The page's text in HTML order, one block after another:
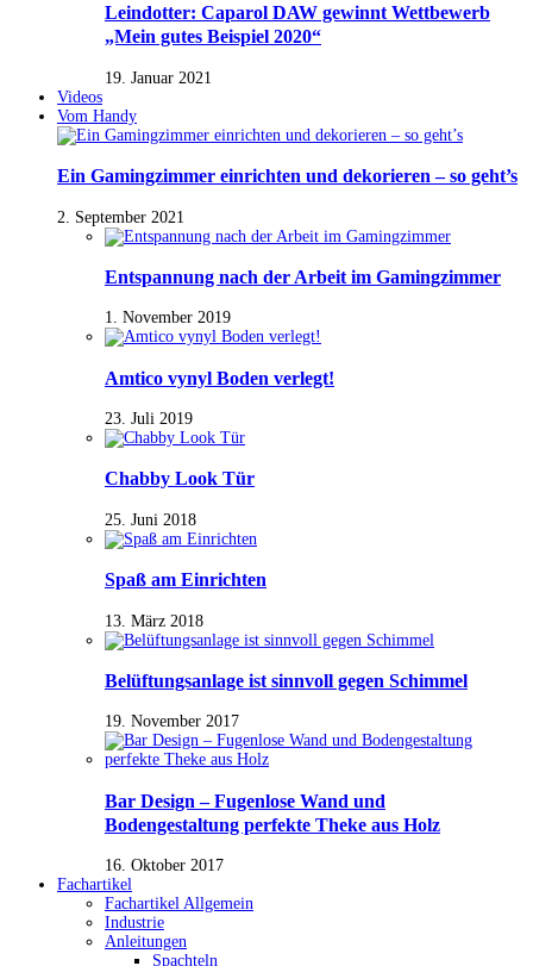
Leindotter: Caparol DAW gewinnt Wettbewerb
„Mein gutes Beispiel 2020“
19. Januar 2021
Videos
Vom Handy
Ein Gamingzimmer einrichten und dekorieren – so geht’s
2. September 2021
Entspannung nach der Arbeit im Gamingzimmer
1. November 2019
Amtico vynyl Boden verlegt!
23. Juli 2019
Chabby Look Tür
25. Juni 2018
Spaß am Einrichten
13. März 2018
Belüftungsanlage ist sinnvoll gegen Schimmel
19. November 2017
Bar Design – Fugenlose Wand und
Bodengestaltung perfekte Theke aus Holz
16. Oktober 2017
Fachartikel
Fachartikel Allgemein
Industrie
Anleitungen
Spachteln